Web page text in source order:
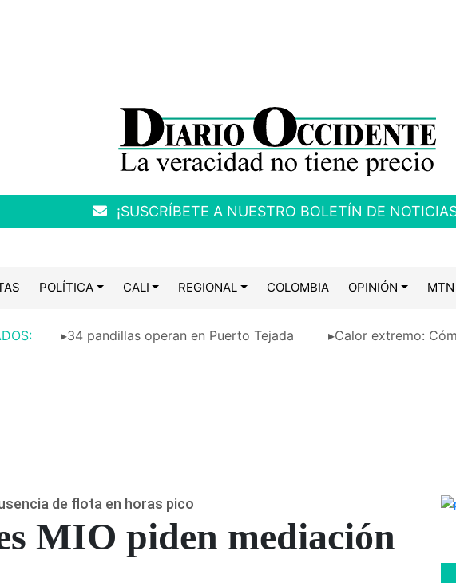
¡SUSCRÍBETE A NUESTRO BOLETÍN DE
POLÍTICA CALI REGIONAL COLOMBIA OPINIÓN MTN
▸34 pandillas operan en Puerto Tejada ▸Calor extremo:
de flota en horas pico
MIO piden mediación